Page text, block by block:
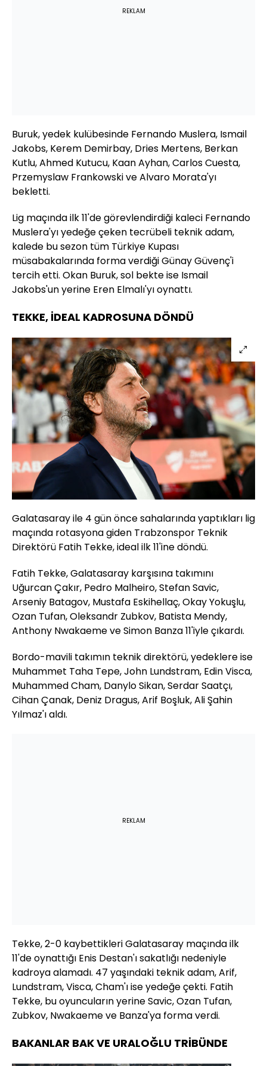
REKLAM
Buruk, yedek kulübesinde Fernando Muslera, Ismail
Jakobs, Kerem Demirbay, Dries Mertens, Berkan
Kutlu, Ahmed Kutucu, Kaan Ayhan, Carlos Cuesta,
Przemyslaw Frankowski ve Alvaro Morata'yı
bekletti.
Lig maçında ilk 11'de görevlendirdiği kaleci Fernando
Muslera'yı yedeğe çeken tecrübeli teknik adam,
kalede bu sezon tüm Türkiye Kupası
müsabakalarında forma verdiği Günay Güvenç'i
tercih etti. Okan Buruk, sol bekte ise Ismail
Jakobs'un yerine Eren Elmalı'yı oynattı.
TEKKE, İDEAL KADROSUNA DÖNDÜ
Galatasaray ile 4 gün önce sahalarında yaptıkları lig
maçında rotasyona giden Trabzonspor Teknik
Direktörü Fatih Tekke, ideal ilk 11'ine döndü.
Fatih Tekke, Galatasaray karşısına takımını
Uğurcan Çakır, Pedro Malheiro, Stefan Savic,
Arseniy Batagov, Mustafa Eskihellaç, Okay Yokuşlu,
Ozan Tufan, Oleksandr Zubkov, Batista Mendy,
Anthony Nwakaeme ve Simon Banza 11'iyle çıkardı.
Bordo-mavili takımın teknik direktörü, yedeklere ise
Muhammet Taha Tepe, John Lundstram, Edin Visca,
Muhammed Cham, Danylo Sikan, Serdar Saatçı,
Cihan Çanak, Deniz Dragus, Arif Boşluk, Ali Şahin
Yılmaz'ı aldı.
REKLAM
Tekke, 2-0 kaybettikleri Galatasaray maçında ilk
11'de oynattığı Enis Destan'ı sakatlığı nedeniyle
kadroya alamadı. 47 yaşındaki teknik adam, Arif,
Lundstram, Visca, Cham'ı ise yedeğe çekti. Fatih
Tekke, bu oyuncuların yerine Savic, Ozan Tufan,
Zubkov, Nwakaeme ve Banza'ya forma verdi.
BAKANLAR BAK VE URALOĞLU TRİBÜNDE